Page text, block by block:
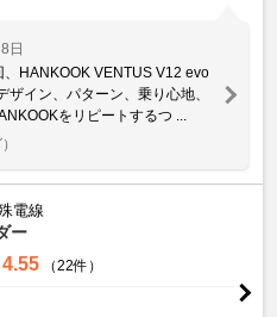
日
HANKOOK VENTUS V12 evo
イン、パターン、乗り心地、
をリピートするつ ...
電線
ー
4.55 （22件）